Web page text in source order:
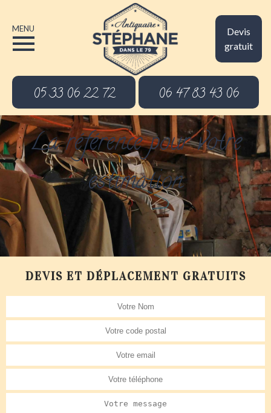
Devis
gratuit
MENU
05 33 06 22 72 06 47 83 43 06
La référence pour votre
estimation
DEVIS ET DÉPLACEMENT GRATUITS